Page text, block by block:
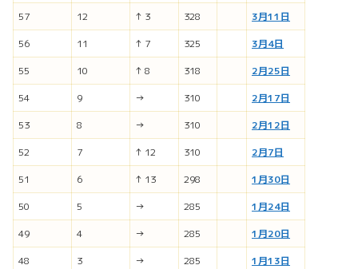
57
12 ↑ 3 328
3月11日
56
11 ↑ 7 325
3月4日
55
10 ↑ 8 318
2月25日
54
9 → 310
2月17日
53
8 → 310
2月12日
52
7 ↑ 12 310
2月7日
51
6 ↑ 13 298
1月30日
50
5 → 285
1月24日
49
4 → 285
1月20日
48
3 → 285
1月13日